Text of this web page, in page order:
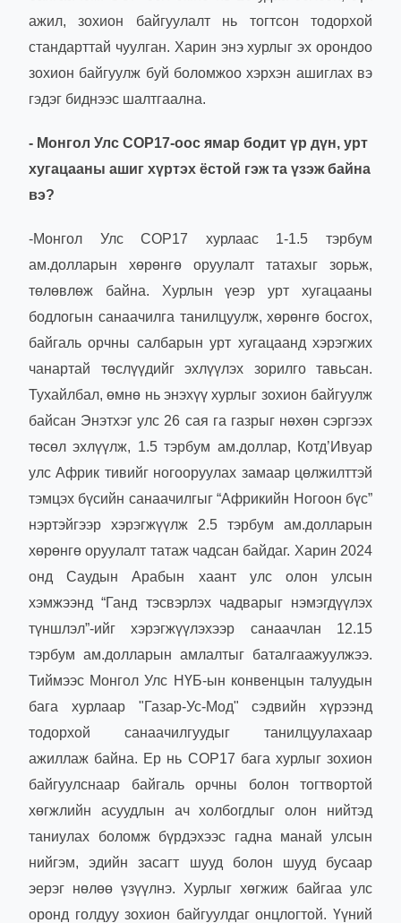
ажил, зохион байгуулалт нь тогтсон тодорхой
стандарттай чуулган. Харин энэ хурлыг эх орондоо
зохион байгуулж буй боломжоо хэрхэн ашиглах вэ
гэдэг биднээс шалтгаална.
- Монгол Улс COP17-оос ямар бодит үр дүн, урт
хугацааны ашиг хүртэх ёстой гэж та үзэж байна
вэ?
-Монгол Улс COP17 хурлаас 1-1.5 тэрбум
ам.долларын хөрөнгө оруулалт татахыг зорьж,
төлөвлөж байна. Хурлын үеэр урт хугацааны
бодлогын санаачилга танилцуулж, хөрөнгө босгох,
байгаль орчны салбарын урт хугацаанд хэрэгжих
чанартай төслүүдийг эхлүүлэх зорилго тавьсан.
Тухайлбал, өмнө нь энэхүү хурлыг зохион байгуулж
байсан Энэтхэг улс 26 сая га газрыг нөхөн сэргээх
төсөл эхлүүлж, 1.5 тэрбум ам.доллар, Котд’Ивуар
улс Африк тивийг ногооруулах замаар цөлжилттэй
тэмцэх бүсийн санаачилгыг “Африкийн Ногоон бүс”
нэртэйгээр хэрэгжүүлж 2.5 тэрбум ам.долларын
хөрөнгө оруулалт татаж чадсан байдаг. Харин 2024
онд Саудын Арабын хаант улс олон улсын
хэмжээнд “Ганд тэсвэрлэх чадварыг нэмэгдүүлэх
түншлэл”-ийг хэрэгжүүлэхээр санаачлан 12.15
тэрбум ам.долларын амлалтыг баталгаажуулжээ.
Тиймээс Монгол Улс НҮБ-ын конвенцын талуудын
бага хурлаар "Газар-Ус-Мод" сэдвийн хүрээнд
тодорхой санаачилгуудыг танилцуулахаар
ажиллаж байна. Ер нь COP17 бага хурлыг зохион
байгуулснаар байгаль орчны болон тогтвортой
хөгжлийн асуудлын ач холбогдлыг олон нийтэд
таниулах боломж бүрдэхээс гадна манай улсын
нийгэм, эдийн засагт шууд болон шууд бусаар
эерэг нөлөө үзүүлнэ. Хурлыг хөгжиж байгаа улс
оронд голдуу зохион байгуулдаг онцлогтой. Үүний